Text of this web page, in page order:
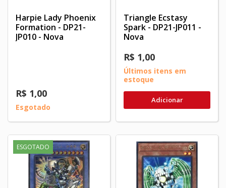
Harpie Lady Phoenix
Formation - DP21-
JP010 - Nova
R$ 1,00
Esgotado
Triangle Ecstasy
Spark - DP21-JP011 -
Nova
R$ 1,00
Últimos itens em
estoque
Adicionar
ESGOTADO